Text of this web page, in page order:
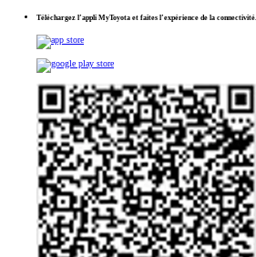
Téléchargez l’appli MyToyota et faites l’expérience de la connectivité.